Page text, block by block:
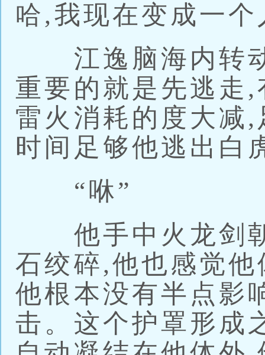
哈,我现在变成一
江逸脑海内转动
重要的就是先逃走
雷火消耗的度大减
时间足够他逃出白
“咻”
他手中火龙剑朝
石绞碎,他也感觉
他根本没有半点影
击。这个护罩形成